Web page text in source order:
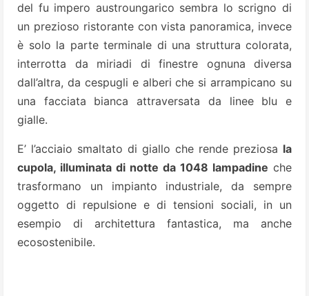
del fu impero austroungarico sembra lo scrigno di
un prezioso ristorante con vista panoramica, invece
è solo la parte terminale di una struttura colorata,
interrotta da miriadi di finestre ognuna diversa
dall’altra, da cespugli e alberi che si arrampicano su
una facciata bianca attraversata da linee blu e
gialle.
E’ l’acciaio smaltato di giallo che rende preziosa la
cupola, illuminata di notte da 1048 lampadine che
trasformano un impianto industriale, da sempre
oggetto di repulsione e di tensioni sociali, in un
esempio di architettura fantastica, ma anche
ecosostenibile.